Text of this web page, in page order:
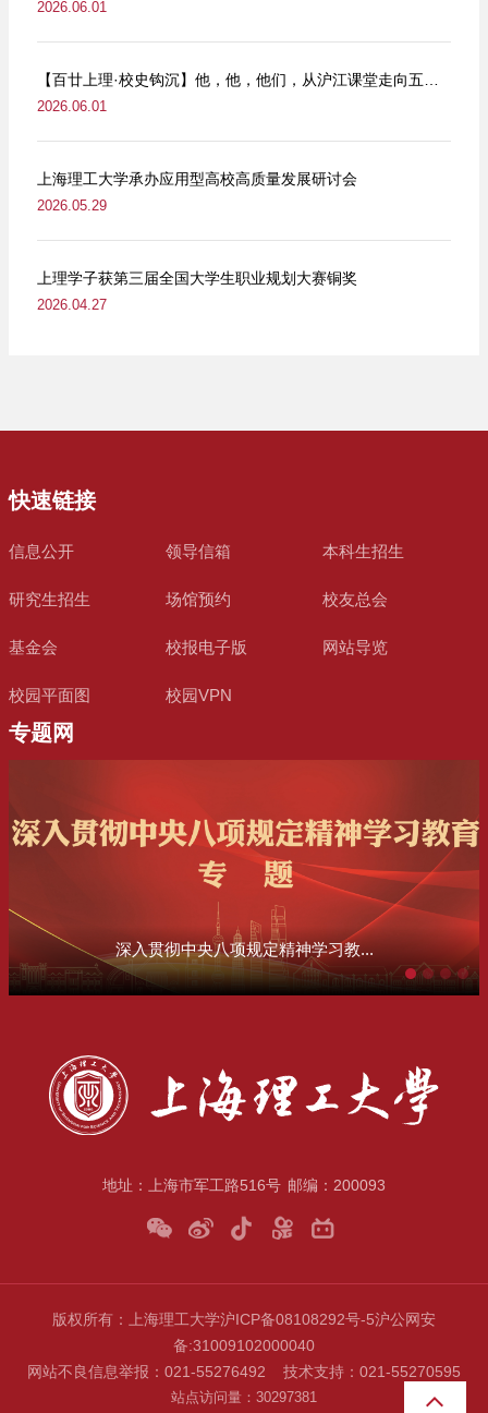
2026.06.01
2026.06.01
上海理工大学承办应用型高校高质量发展研讨会
2026.05.29
上理学子获第三届全国大学生职业规划大赛铜奖
2026.04.27
地址：上海市军工路516号 邮编：200093
快速链接
信息公开 领导信箱 本科生招生
研究生招生 场馆预约 校友总会
基金会 校报电子版 网站导览
校园平面图 校园VPN
专题网
深入贯彻中央八项规定精神学习教...
版权所有：上海理工大学沪ICP备08108292号-5沪公网安
备:31009102000040
网站不良信息举报：021-55276492 技术支持：021-55270595
站点访问量： 30297381